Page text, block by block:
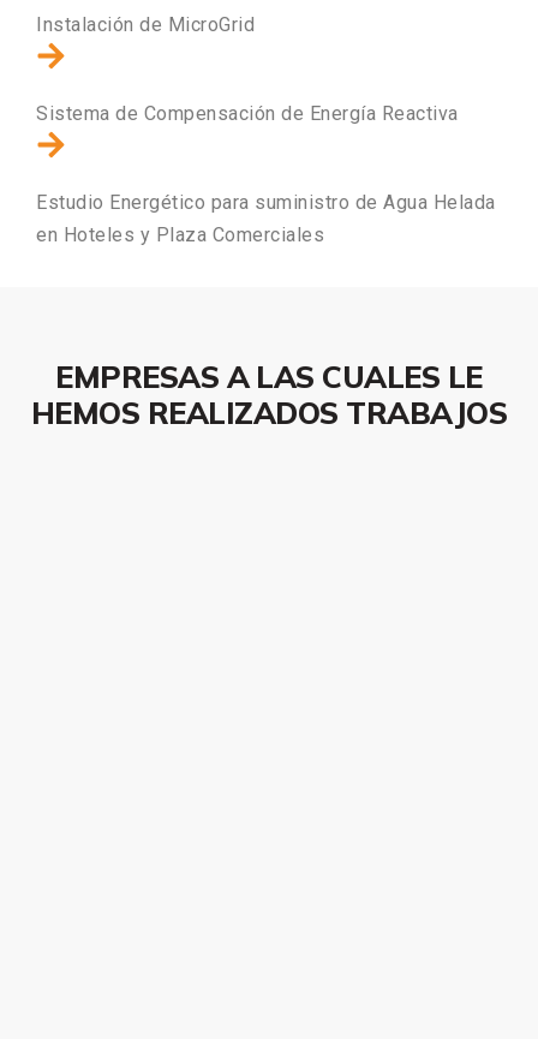
Instalación de MicroGrid
Sistema de Compensación de Energía Reactiva
Estudio Energético para suministro de Agua Helada
en Hoteles y Plaza Comerciales